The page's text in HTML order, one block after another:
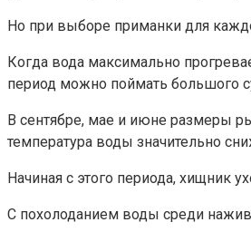
Но при выборе приманки для
Когда вода максимально
период можно поймать большого
В сентябре, мае и июне размеры
температура воды значительно
Начиная с этого периода, хищник
С похолоданием воды среди